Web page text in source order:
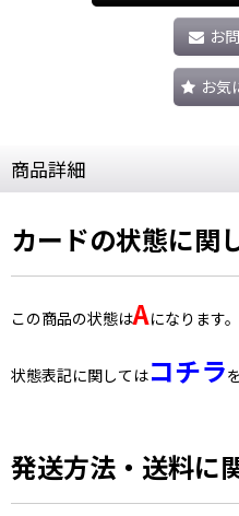
お
お気
商品詳細
カードの状態に関
この商品の状態はAになります。
状態表記に関してはコチラ
発送方法・送料に